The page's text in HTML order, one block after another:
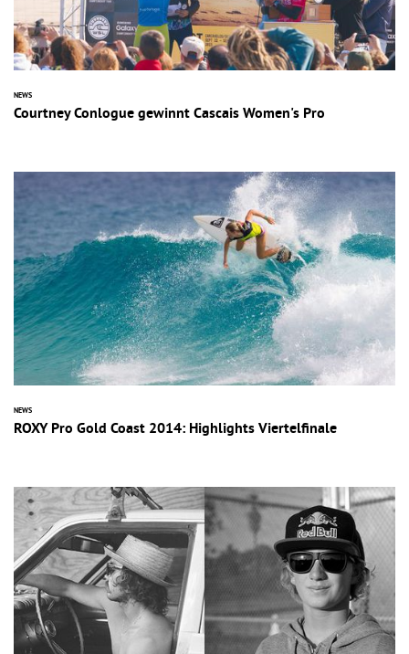
NEWS
Courtney Conlogue gewinnt Cascais Women's Pro
NEWS
ROXY Pro Gold Coast 2014: Highlights Viertelfinale